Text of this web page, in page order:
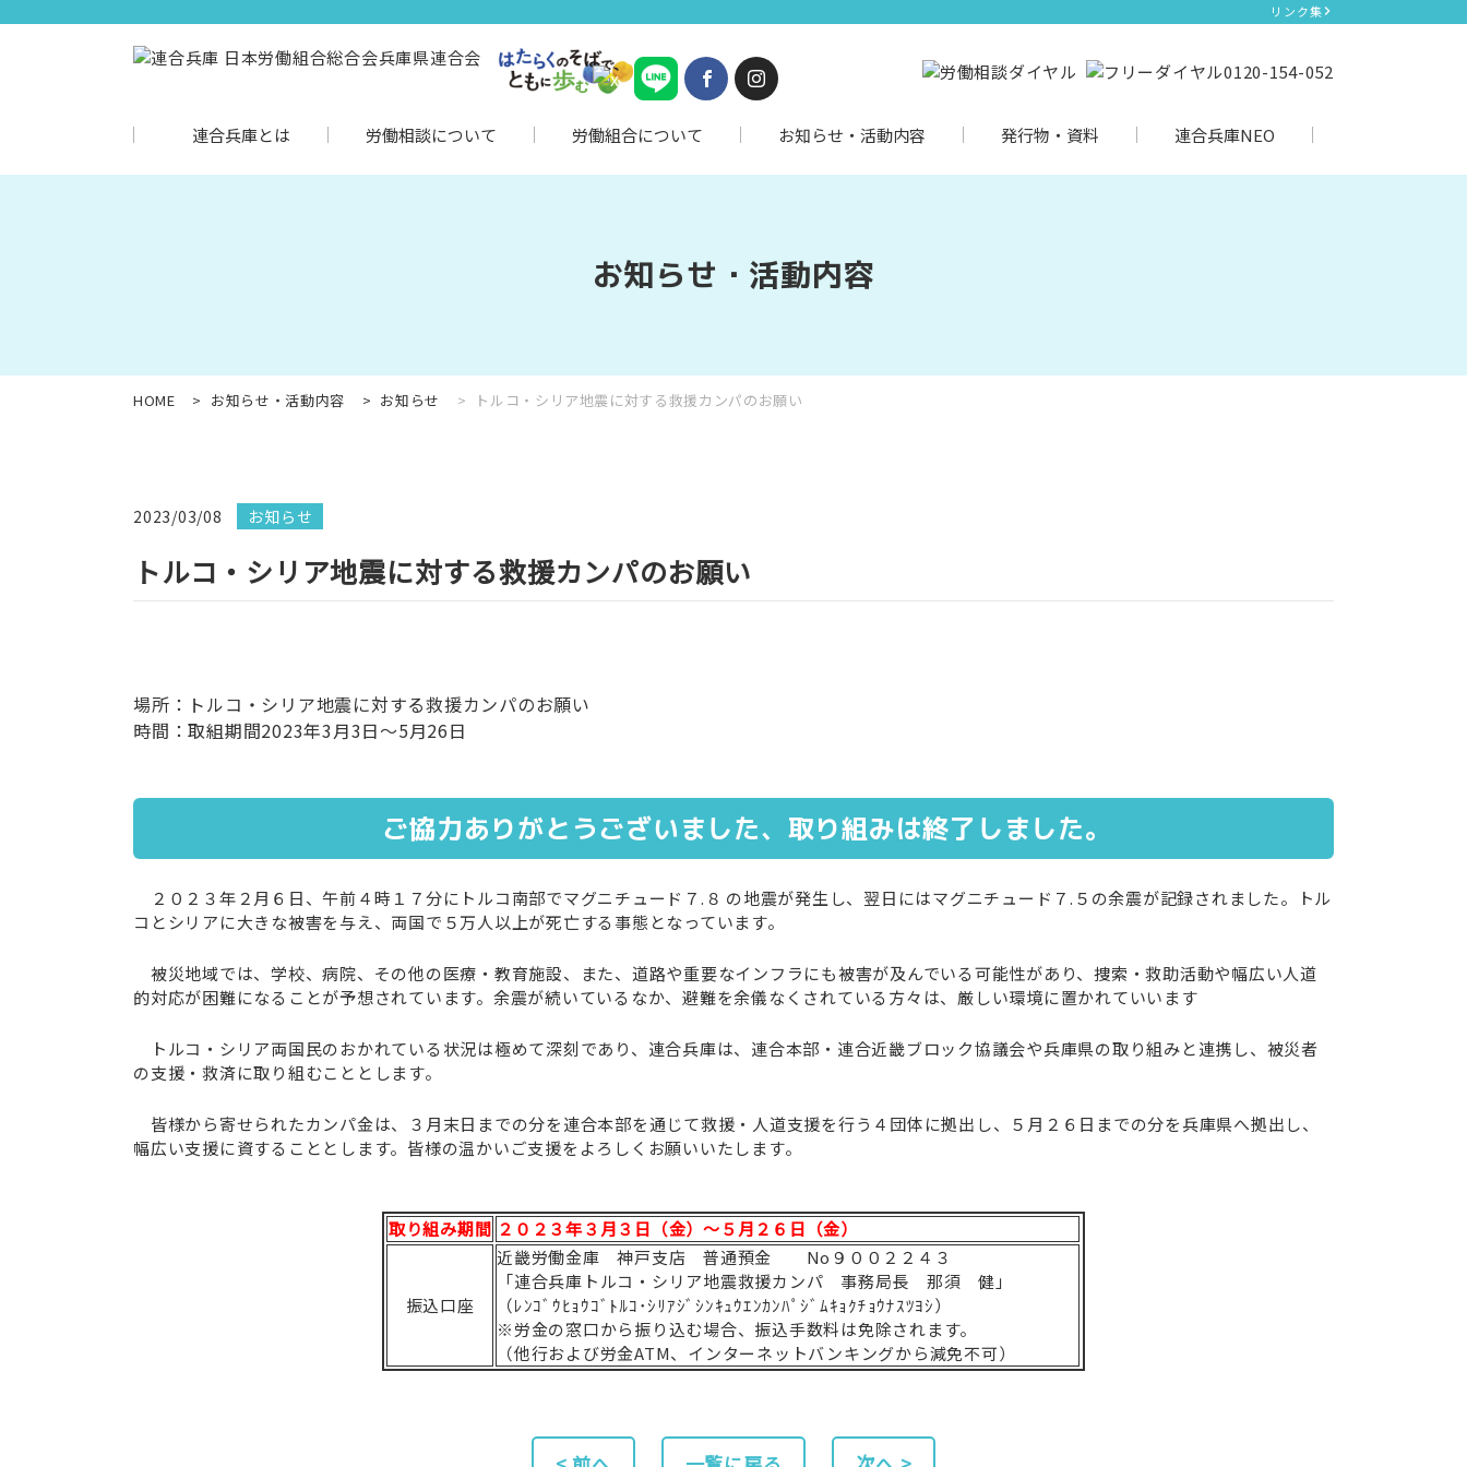
リンク集
連合兵庫とは 労働相談について 労働組合について お知らせ・活動内容 発行物・資料 連合兵庫NEO
お知らせ・活動内容
HOME お知らせ・活動内容 お知らせ トルコ・シリア地震に対する救援カンパのお願い
2023/03/08 お知らせ
トルコ・シリア地震に対する救援カンパのお願い
場所：トルコ・シリア地震に対する救援カンパのお願い
時間：取組期間2023年3月3日～5月26日
ご協力ありがとうございました、取り組みは終了しました。
２０２３年２月６日、午前４時１７分にトルコ南部でマグニチュード７.８ の地震が発生し、翌日にはマグニチュード７.５の余震が記録されました。トル
コとシリアに大きな被害を与え、両国で５万人以上が死亡する事態となっています。
被災地域では、学校、病院、その他の医療・教育施設、また、道路や重要なインフラにも被害が及んでいる可能性があり、捜索・救助活動や幅広い人道
的対応が困難になることが予想されています。余震が続いているなか、避難を余儀なくされている方々は、厳しい環境に置かれていいます
トルコ・シリア両国民のおかれている状況は極めて深刻であり、連合兵庫は、連合本部・連合近畿ブロック協議会や兵庫県の取り組みと連携し、被災者
の支援・救済に取り組むこととします。
皆様から寄せられたカンパ金は、３月末日までの分を連合本部を通じて救援・人道支援を行う４団体に拠出し、５月２６日までの分を兵庫県へ拠出し、
幅広い支援に資することとします。皆様の温かいご支援をよろしくお願いいたします。
取り組み期間 ２０２３年３月３日（金）〜５月２６日（金）
振込口座
近畿労働金庫 神戸支店 普通預金 No９００２２４３
「連合兵庫トルコ・シリア地震救援カンパ 事務局長 那須 健」
（ﾚﾝｺﾞｳﾋｮｳｺﾞﾄﾙｺ･ｼﾘｱｼﾞｼﾝｷｭｳｴﾝｶﾝﾊﾟｼﾞﾑｷｮｸﾁｮｳﾅｽﾂﾖｼ）
※労金の窓口から振り込む場合、振込手数料は免除されます。
（他行および労金ATM、インターネットバンキングから減免不可）